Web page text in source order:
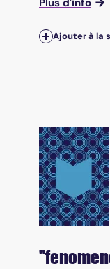
Plus d'info
Ajouter à la